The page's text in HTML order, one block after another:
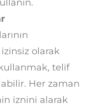
izinsiz olarak
telif
Her zaman
iznini alarak